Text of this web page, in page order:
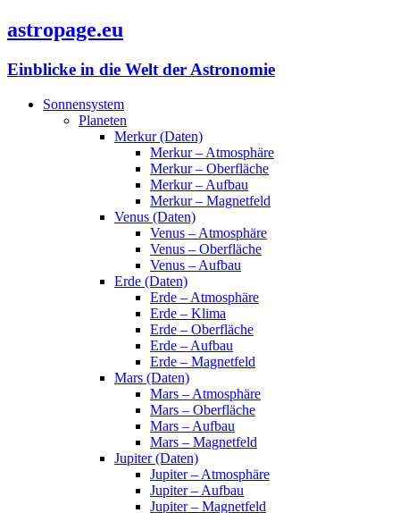
astropage.eu
Einblicke in die Welt der Astronomie
Sonnensystem
Planeten
Merkur (Daten)
Merkur – Atmosphäre
Merkur – Oberfläche
Merkur – Aufbau
Merkur – Magnetfeld
Venus (Daten)
Venus – Atmosphäre
Venus – Oberfläche
Venus – Aufbau
Erde (Daten)
Erde – Atmosphäre
Erde – Klima
Erde – Oberfläche
Erde – Aufbau
Erde – Magnetfeld
Mars (Daten)
Mars – Atmosphäre
Mars – Oberfläche
Mars – Aufbau
Mars – Magnetfeld
Jupiter (Daten)
Jupiter – Atmosphäre
Jupiter – Aufbau
Jupiter – Magnetfeld